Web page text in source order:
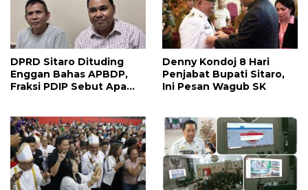
DPRD Sitaro Dituding
Enggan Bahas APBDP,
Fraksi PDIP Sebut Apa
Denny Kondoj 8 Hari
Penjabat Bupati Sitaro,
Ini Pesan Wagub SK